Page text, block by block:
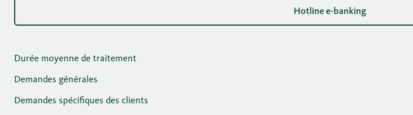
Hotline e-banking
Durée moyenne de traitement
Demandes générales
Demandes spécifiques des clients